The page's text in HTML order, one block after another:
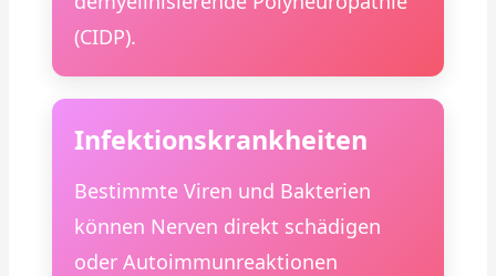
(CIDP).
Infektionskrankheiten
Bestimmte Viren und Bakterien
können Nerven direkt schädigen
oder Autoimmunreaktionen